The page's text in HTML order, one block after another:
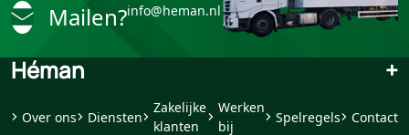
Mailen?info@heman.nl
Héman +
Over ons Diensten
Zakelijke
klanten
Werken
bij
Spelregels Contact